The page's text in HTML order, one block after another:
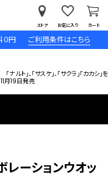
０円 ご利用条件はこちら
ストア お気に入り カート
ト」、「サスケ」、「サクラ」「カカシ」を
月19日発売
ーションウオッ